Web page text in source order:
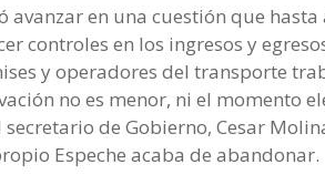
avanzar en una cuestión que
controles en los ingresos y
y operadores del transporte
no es menor, ni el momento
de Gobierno, Cesar
Espeche acaba de abandonar.